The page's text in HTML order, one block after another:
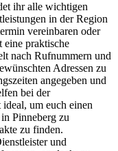
ihr alle wichtigen
in der Region
vereinbaren oder
eine praktische
nach Rufnummern und
Adressen zu
angegeben und
bei der
um euch einen
Pinneberg zu
zu finden.
und